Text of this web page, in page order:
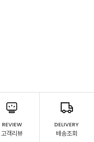
REVIEW
고객리뷰
DELIVERY
배송조회